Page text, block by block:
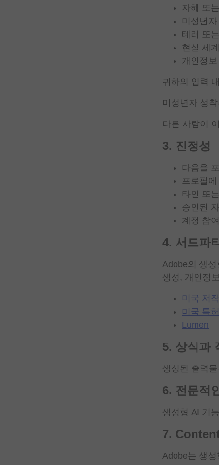
자해 또
미성년
테러 또
현실 세
개인정
귀하의 입력
미성년자 성
다른 사람이
3. 진정성
다음을
프로필
타인 또
승인된
계정 참
4. 서드파
Adobe의 생
생성, 개인정
미국 저
미국 특
Lumen
5. 상식과
생성된 출력
6. 전문적
생성형 AI 기
7.
Adobe는 생